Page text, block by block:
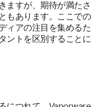
ますが、期待が満たさ
もあります。ここでの
ィアの注目を集めるた
ントを区別することに